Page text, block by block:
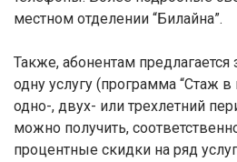
местном отделении “Билайна”.
Также, абонентам предлагается
одну услугу (программа “Стаж
одно-, двух- или трехлетний
можно получить,
процентные скидки на ряд